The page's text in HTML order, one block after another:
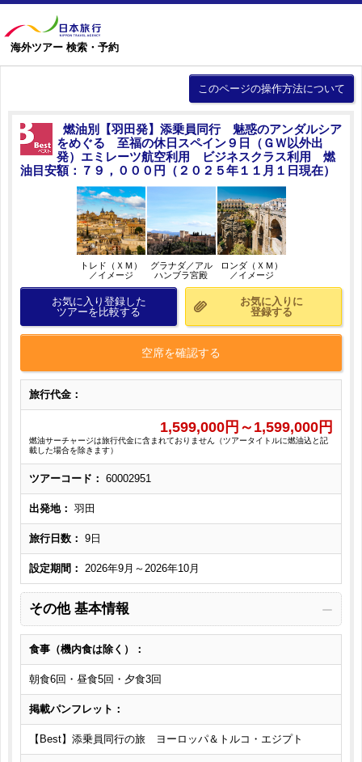
海外ツアー 検索・予約
このページの操作方法について
燃油別【羽田発】添乗員同行 魅惑のアンダルシア
をめぐる 至福の休日スペイン９日（ＧＷ以外出
発）エミレーツ航空利用 ビジネスクラス利用 燃
油目安額：７９，０００円（２０２５年１１月１日現在）
トレド（ＸＭ）
／イメージ
グラナダ／アル
ハンブラ宮殿
ロンダ（ＸＭ）
／イメージ
お気に入り登録した
ツアーを比較する
お気に入りに
登録する
空席を確認する
旅行代金：
1,599,000 円～ 1,599,000 円
燃油サーチャージは旅行代金に含まれておりません（ツアータイトルに燃油込と記
載した場合を除きます）
ツアーコード： 60002951
出発地： 羽田
旅行日数： 9日
設定期間： 2026年9月～2026年10月
その他 基本情報
食事（機内食は除く）：
朝食6回・昼食5回・夕食3回
掲載パンフレット：
【Best】添乗員同行の旅 ヨーロッパ＆トルコ・エジプト